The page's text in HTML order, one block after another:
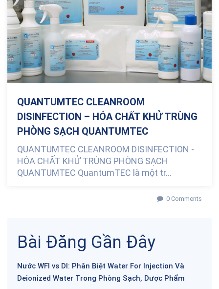
QUANTUMTEC CLEANROOM
DISINFECTION – HÓA CHẤT KHỬ TRÙNG
PHÒNG SẠCH QUANTUMTEC
QUANTUMTEC CLEANROOM DISINFECTION -
HÓA CHẤT KHỬ TRÙNG PHÒNG SẠCH
QUANTUMTEC QuantumTEC là một tr...
0 Comments
Bài Đăng Gần Đây
Nước WFI vs DI: Phân Biệt Water For Injection Và
Deionized Water Trong Phòng Sạch, Dược Phẩm